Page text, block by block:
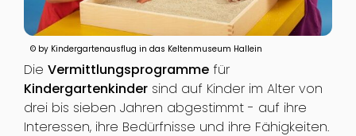
© by Kindergartenausflug in das Keltenmuseum Hallein
Die Vermittlungsprogrammefür
Kindergartenkindersind auf Kinder im Alter von
drei bis sieben Jahren abgestimmt - auf ihre
Interessen, ihre Bedürfnisse und ihre Fähigkeiten.